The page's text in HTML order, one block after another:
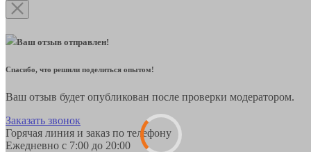
Ваш отзыв отправлен!
Спасибо, что решили поделиться опытом!
Ваш отзыв будет опубликован после проверки модератором.
Заказать звонок
Горячая линия и заказ по телефону
Ежедневно с 7:00 до 20:00